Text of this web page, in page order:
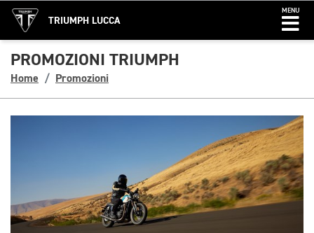
TRIUMPH LUCCA
MENU
PROMOZIONI TRIUMPH
Home Promozioni